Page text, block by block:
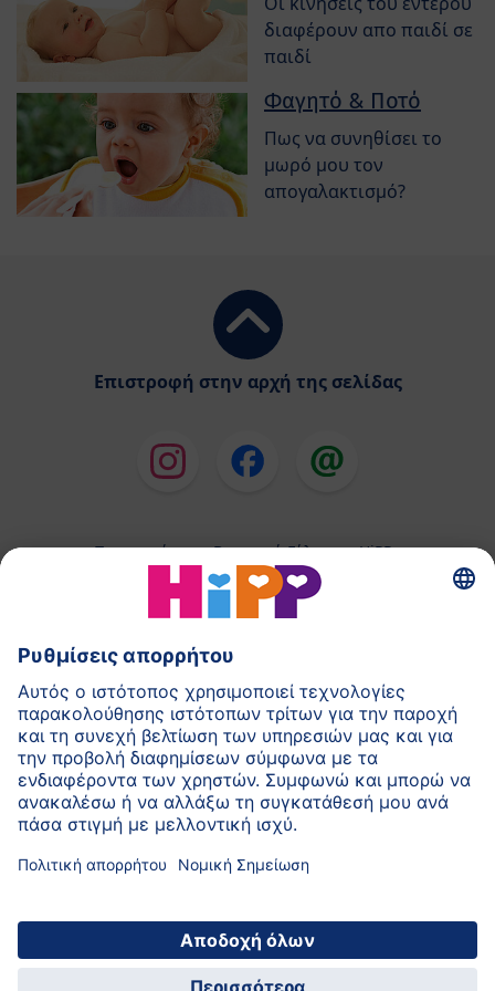
διαφέρουν απο παιδί σε
παιδί
Φαγητό & Ποτό
Πως να συνηθίσει το
μωρό μου τον
απογαλακτισμό?
Επιστροφή στην αρχή της σελίδας
Παρασκεύασμα Βρεφικού Γάλακτος HiPP
Παιδικές Τροφές HiPP
HiPP για Νήπια
Πολιτική Προστασίας Προσωπικών Δεδομένων
Αποτύπωμα
Σχετικά με την HiPP Επικοινωνία
Ασφαλής μετάδοση δεδομένων μέσω